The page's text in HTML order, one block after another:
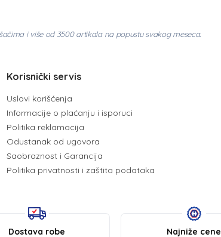
i više od 3500 artikala na popustu svakog meseca.
Korisnički servis
Uslovi korišćenja
Informacije o plaćanju i isporuci
Politika reklamacija
Odustanak od ugovora
Saobraznost i Garancija
Politika privatnosti i zaštita podataka
Dostava robe Najniže cene